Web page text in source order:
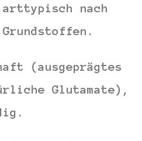
nach
Grundstoffen.
(ausgeprägtes
Glutamate),